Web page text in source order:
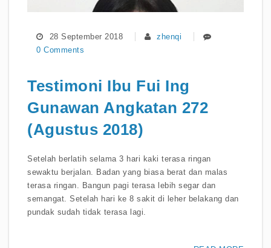
28 September 2018
zhenqi
0 Comments
Testimoni Ibu Fui Ing
Gunawan Angkatan 272
(Agustus 2018)
Setelah berlatih selama 3 hari kaki terasa ringan
sewaktu berjalan. Badan yang biasa berat dan malas
terasa ringan. Bangun pagi terasa lebih segar dan
semangat. Setelah hari ke 8 sakit di leher belakang dan
pundak sudah tidak terasa lagi.